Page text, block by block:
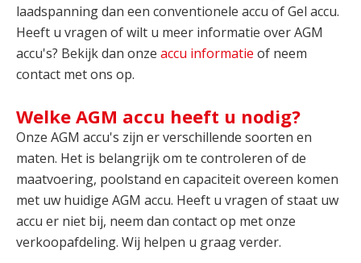
laadspanning dan een conventionele accu of Gel accu.
Heeft u vragen of wilt u meer informatie over AGM
accu's? Bekijk dan onze accu informatie of neem
contact met ons op.
Welke AGM accu heeft u nodig?
Onze AGM accu's zijn er verschillende soorten en
maten. Het is belangrijk om te controleren of de
maatvoering, poolstand en capaciteit overeen komen
met uw huidige AGM accu. Heeft u vragen of staat uw
accu er niet bij, neem dan contact op met onze
verkoopafdeling. Wij helpen u graag verder.